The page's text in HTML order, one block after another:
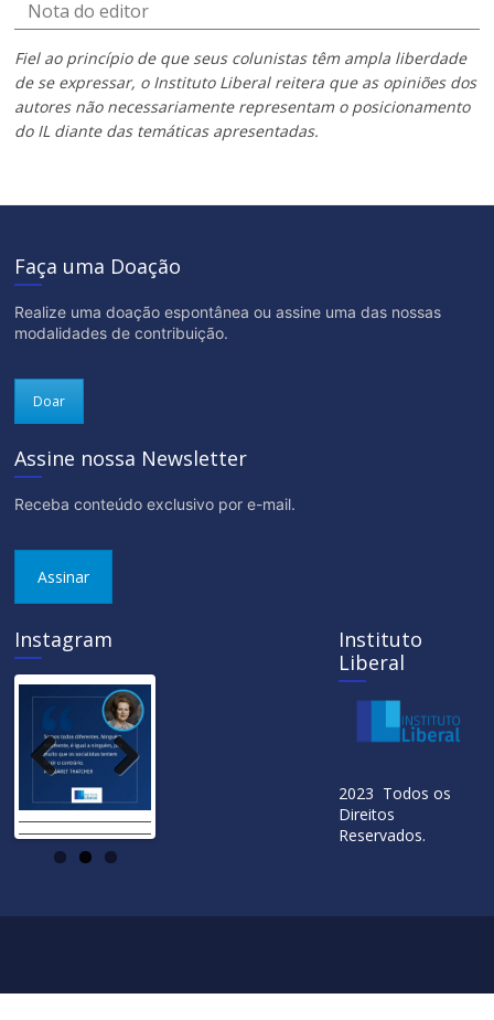
Nota do editor
Fiel ao princípio de que seus colunistas têm ampla liberdade
de se expressar, o Instituto Liberal reitera que as opiniões dos
autores não necessariamente representam o posicionamento
do IL diante das temáticas apresentadas.
Faça uma Doação
Realize uma doação espontânea ou assine uma das nossas
modalidades de contribuição.
Doar
Assine nossa Newsletter
Receba conteúdo exclusivo por e-mail.
Assinar
Instagram
ous
Instituto
Liberal
2023 Todos os
Direitos
Reservados.